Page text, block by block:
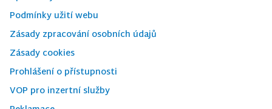
Podmínky užití webu
Zásady zpracování osobních údajů
Zásady cookies
Prohlášení o přístupnosti
VOP pro inzertní služby